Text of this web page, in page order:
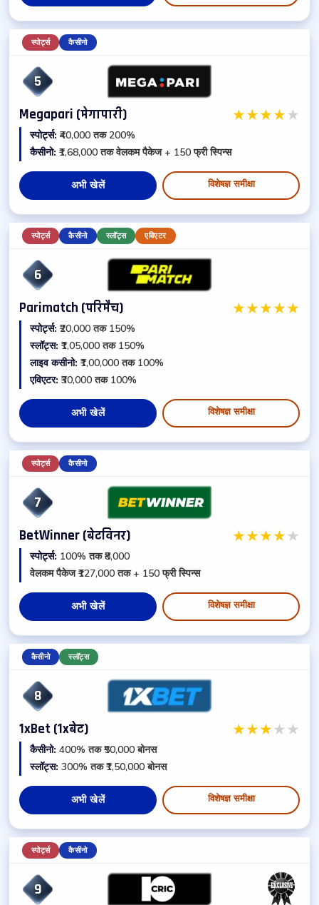
स्पोर्ट्स कैसीनो
5
Megapari (मेगापारी) ★★★★★
स्पोर्ट्स: ₹40,000 तक 200%
कैसीनो: ₹1,68,000 तक वेलकम पैकेज + 150 फ्री स्पिन्स
अभी खेलें विशेषज्ञ समीक्षा
स्पोर्ट्स कैसीनो स्लॉट्स एविएटर
6
Parimatch (परिमैच) ★★★★★
स्पोर्ट्स: ₹20,000 तक 150%
स्लॉट्स: ₹1,05,000 तक 150%
लाइव कसीनो: ₹1,00,000 तक 100%
एविएटर: ₹30,000 तक 100%
अभी खेलें विशेषज्ञ समीक्षा
स्पोर्ट्स कैसीनो
7
BetWinner (बेटविनर) ★★★★★
स्पोर्ट्स: 100% तक ₹8,000
वेलकम पैकेज ₹127,000 तक + 150 फ्री स्पिन्स
अभी खेलें विशेषज्ञ समीक्षा
कैसीनो स्लॉट्स
8
1xBet (1xबेट) ★★★★ ★
कैसीनो: 400% तक ₹50,000 बोनस
स्लॉट्स: 300% तक ₹1,50,000 बोनस
अभी खेलें विशेषज्ञ समीक्षा
स्पोर्ट्स कैसीनो
9